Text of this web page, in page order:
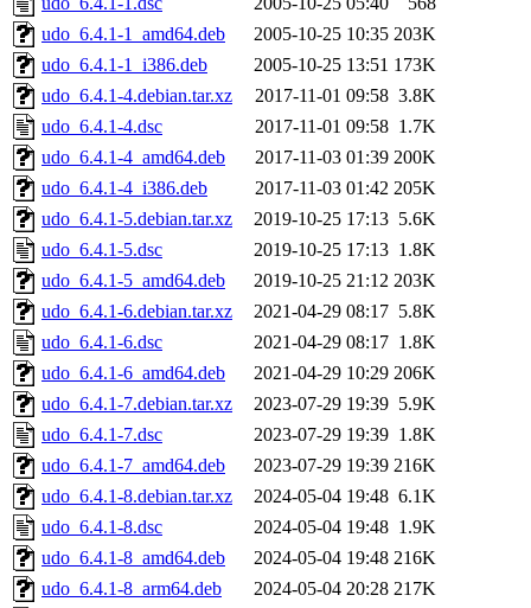
udo_6.4.1-1_amd64.deb
2005-10-25 10:35 203K
udo_6.4.1-1_i386.deb
2005-10-25 13:51 173K
udo_6.4.1-4.debian.tar.xz
2017-11-01 09:58 3.8K
udo_6.4.1-4.dsc
2017-11-01 09:58 1.7K
udo_6.4.1-4_amd64.deb
2017-11-03 01:39 200K
udo_6.4.1-4_i386.deb
2017-11-03 01:42 205K
udo_6.4.1-5.debian.tar.xz
2019-10-25 17:13 5.6K
udo_6.4.1-5.dsc
2019-10-25 17:13 1.8K
udo_6.4.1-5_amd64.deb
2019-10-25 21:12 203K
udo_6.4.1-6.debian.tar.xz
2021-04-29 08:17 5.8K
udo_6.4.1-6.dsc
2021-04-29 08:17 1.8K
udo_6.4.1-6_amd64.deb
2021-04-29 10:29 206K
udo_6.4.1-7.debian.tar.xz
2023-07-29 19:39 5.9K
udo_6.4.1-7.dsc
2023-07-29 19:39 1.8K
udo_6.4.1-7_amd64.deb
2023-07-29 19:39 216K
udo_6.4.1-8.debian.tar.xz
2024-05-04 19:48 6.1K
udo_6.4.1-8.dsc
2024-05-04 19:48 1.9K
udo_6.4.1-8_amd64.deb
2024-05-04 19:48 216K
udo_6.4.1-8_arm64.deb
2024-05-04 20:28 217K